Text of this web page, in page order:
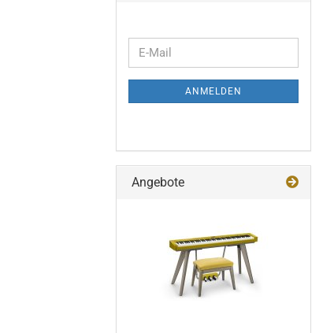
WEITER
ZUR
NEWSLETTER-
ANMELDUNG
E-
Mail
ANMELDEN
Angebote